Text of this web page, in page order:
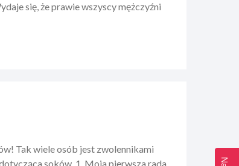
się, że prawie wszyscy mężczyźni
Tak wiele osób jest zwolennikami
soków. 1. Moja pierwsza rada